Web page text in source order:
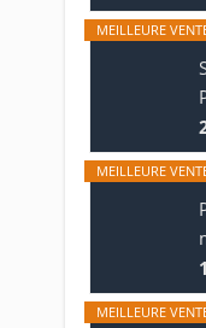
MEILLEURE
MEILLEURE
MEILLEURE